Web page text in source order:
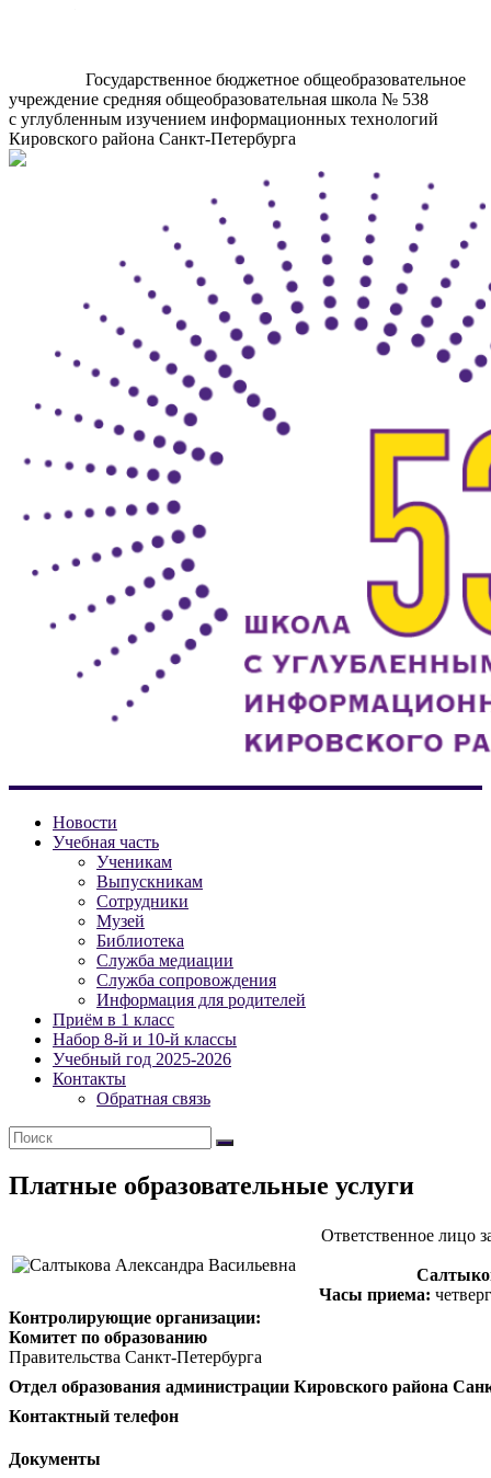
Государственное бюджетное общеобразовательное
учреждение средняя общеобразовательная школа № 538
с углубленным изучением информационных технологий
Кировского района Санкт-Петербурга
ГБОУ
СОШ
Кировского
Петербурга
Официальный
сайт
школы
Новости
Учебная часть
Ученикам
Выпускникам
Сотрудники
Музей
Библиотека
Служба медиации
Служба сопровождения
Информация для родителей
Приём в 1 класс
Набор 8-й и 10-й классы
Учебный год 2025-2026
Контакты
Обратная связь
Платные образовательные услуги
Ответственное лицо
Часы приема:
Контролирующие организации:
Комитет по образованию
Правительства Санкт-Петербурга
Отдел образования администрации Кировского района
Контактный телефон
Документы